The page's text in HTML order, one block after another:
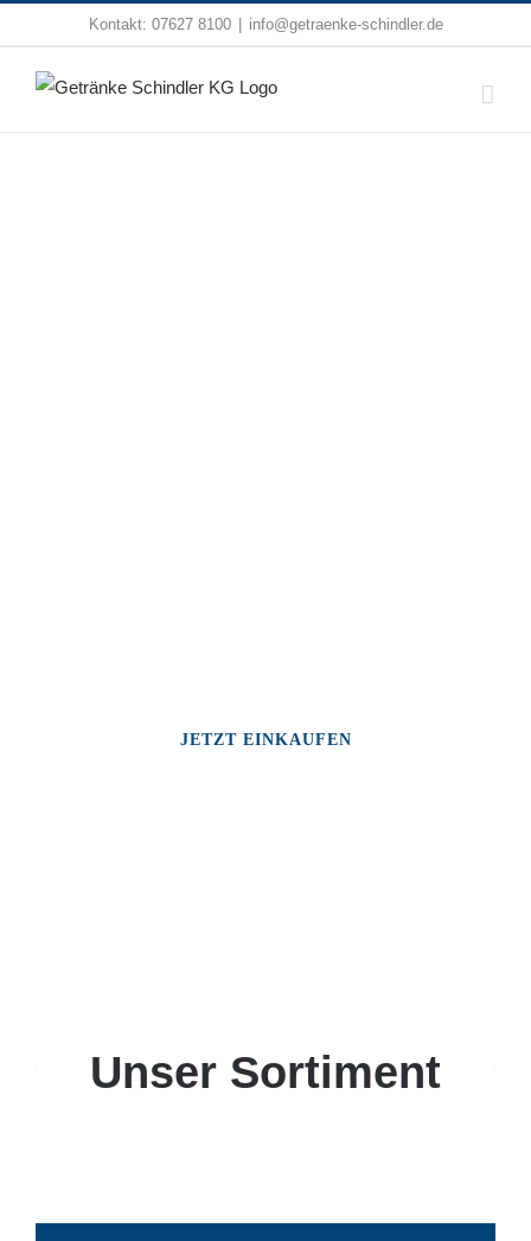
springen
Kontakt: 07627 8100 info@getraenke-schindler.de
JETZT EINKAUFEN
Unser Sortiment